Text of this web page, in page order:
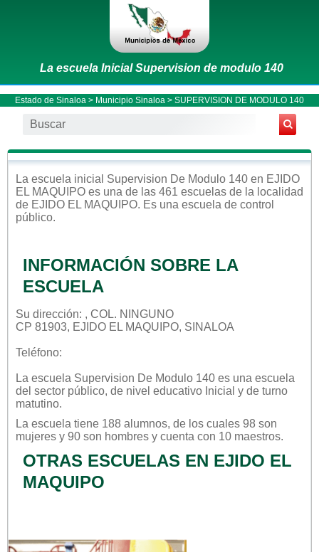
La escuela Inicial Supervision de modulo 140
Estado de Sinaloa > Municipio Sinaloa > SUPERVISION DE MODULO 140
La escuela inicial Supervision De Modulo 140 en EJIDO
EL MAQUIPO es una de las 461 escuelas de la localidad
de EJIDO EL MAQUIPO. Es una escuela de control
público.
INFORMACIÓN SOBRE LA
ESCUELA
Su dirección: , COL. NINGUNO
CP 81903, EJIDO EL MAQUIPO, SINALOA
Teléfono:
La escuela Supervision De Modulo 140 es una escuela
del sector público, de nivel educativo Inicial y de turno
matutino.
La escuela tiene 188 alumnos, de los cuales 98 son
mujeres y 90 son hombres y cuenta con 10 maestros.
OTRAS ESCUELAS EN EJIDO EL
MAQUIPO